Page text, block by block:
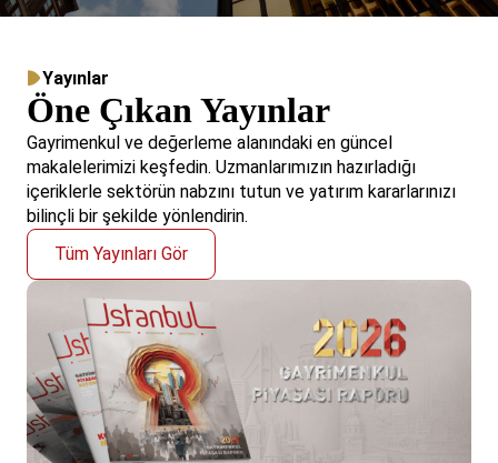
Yayınlar
Öne Çıkan Yayınlar
Gayrimenkul ve değerleme alanındaki en güncel
makalelerimizi keşfedin. Uzmanlarımızın hazırladığı
içeriklerle sektörün nabzını tutun ve yatırım kararlarınızı
bilinçli bir şekilde yönlendirin.
Tüm Yayınları Gör